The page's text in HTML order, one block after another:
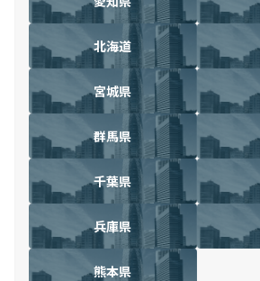
北海道
宮城県
群馬県
千葉県
兵庫県
熊本県